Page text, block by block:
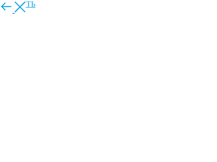
ЗАКРЫТЬ